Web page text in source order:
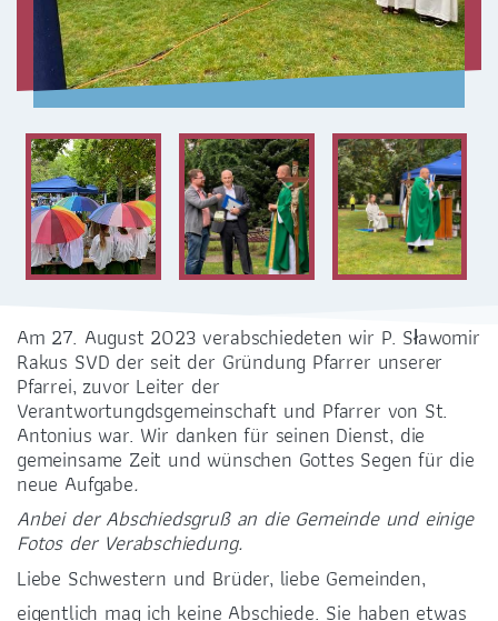
ZENTRALBÜRO
0351 - 4676751
selige-maertyrer-dresden@pfarrei-bddmei.de
ADRESSE
Bernhardstraße 42
Am 27. August 2023 verabschiedeten wir P. Sławomir
Rakus SVD der seit der Gründung Pfarrer unserer
Pfarrei, zuvor Leiter der
Verantwortungdsgemeinschaft und Pfarrer von St.
Antonius war. Wir danken für seinen Dienst, die
gemeinsame Zeit und wünschen Gottes Segen für die
neue Aufgabe.
Anbei der Abschiedsgruß an die Gemeinde und einige
Fotos der Verabschiedung.
Liebe Schwestern und Brüder, liebe Gemeinden,
eigentlich mag ich keine Abschiede. Sie haben etwas